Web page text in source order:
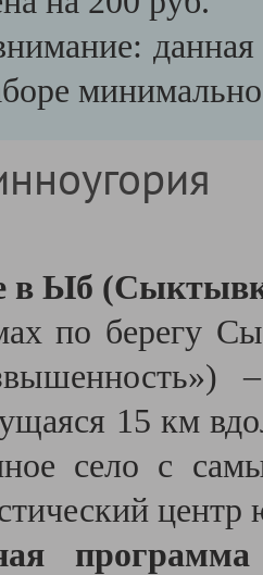
данная
в Ыб
по берегу
15 км
село с